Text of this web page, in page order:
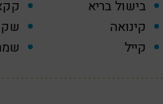
בישול בריא
קינואה
קייל